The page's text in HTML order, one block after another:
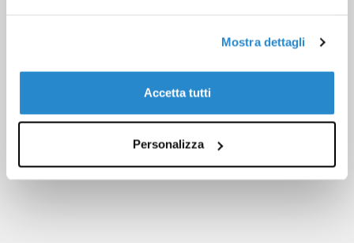
Mostra dettagli
Accetta tutti
Personalizza